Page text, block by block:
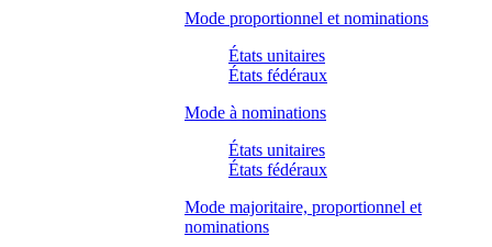
Mode proportionnel et nominations
États unitaires
États fédéraux
Mode à nominations
États unitaires
États fédéraux
Mode majoritaire, proportionnel et
nominations